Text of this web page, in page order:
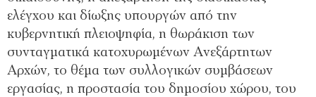
ελέγχου και δίωξης υπουργών από την
κυβερνητική πλειοψηφία, η θωράκιση των
συνταγματικά κατοχυρωμένων Ανεξάρτητων
Αρχών, το θέμα των συλλογικών συμβάσεων
εργασίας, η προστασία του δημοσίου χώρου, του